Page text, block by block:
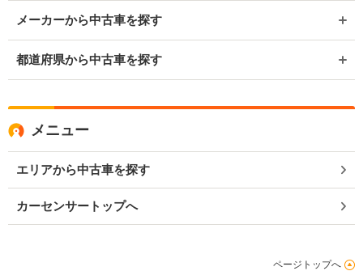
メーカーから中古車を探す
都道府県から中古車を探す
メニュー
エリアから中古車を探す
カーセンサートップへ
ページトップへ